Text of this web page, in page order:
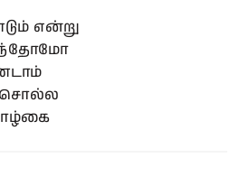
என்று
சொல்ல